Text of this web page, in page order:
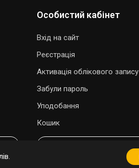
Особистий кабінет
Вхід на сайт
Реєстрація
Активація облікового запису
Забули пароль
Уподобання
Кошик